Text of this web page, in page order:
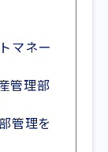
マネー
管理部
管理を